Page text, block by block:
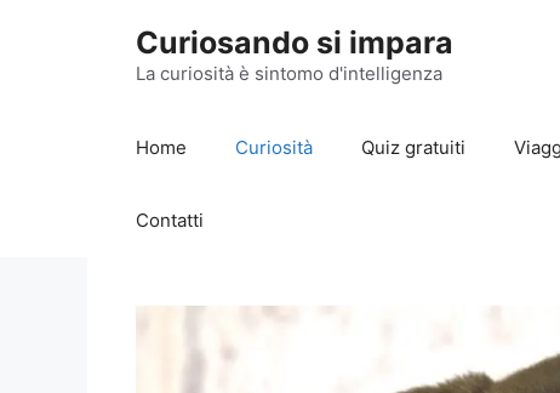
Curiosando si impara
La curiosità è sintomo d'intelligenza
Home Curiosità Quiz gratuiti
Contatti